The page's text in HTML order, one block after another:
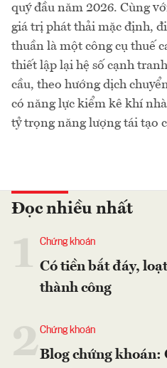
quý đầu năm 2026. Cùng
giá trị phát thải mặc định,
thuần là một công cụ thuế
thiết lập lại hệ số cạnh
cầu, theo hướng dịch
có năng lực kiểm kê khí
tỷ trọng năng lượng tái tạo
Đọc nhiều nhất
Chứng khoán
Có tiền bắt đáy,
thành công
2Chứng khoán
Blog chứng khoán: